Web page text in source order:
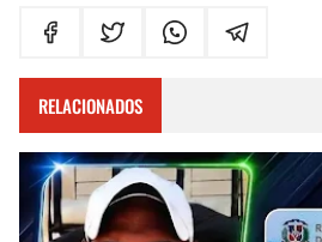
RELACIONADOS